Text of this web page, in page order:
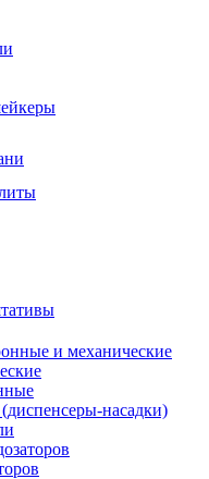
и механические
насадки)